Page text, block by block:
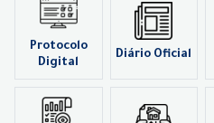
Protocolo
Digital
Diário Oficial